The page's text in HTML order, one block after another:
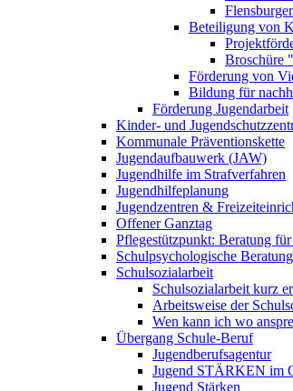
Beteiligung von
Broschüre
Förderung von
Bildung für
Förderung Jugendarbeit
Kinder- und
Kommunale Präventionskette
Jugendaufbauwerk (JAW)
Jugendhilfe im Strafverfahren
Jugendhilfeplanung
Jugendzentren &
Offener Ganztag
Pflegestützpunkt: Beratung
Schulpsychologische
Schulsozialarbeit
Schulsozialarbeit kurz
Arbeitsweise der
Wen kann ich wo
Übergang Schule-Beruf
Jugendberufsagentur
Jugend STÄRKEN im
Jugend Stärken